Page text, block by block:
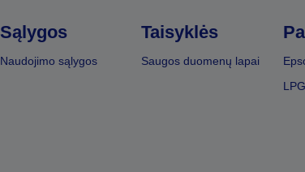
Sąlygos
Naudojimo sąlygos
Taisyklės
Saugos duomenų lapai